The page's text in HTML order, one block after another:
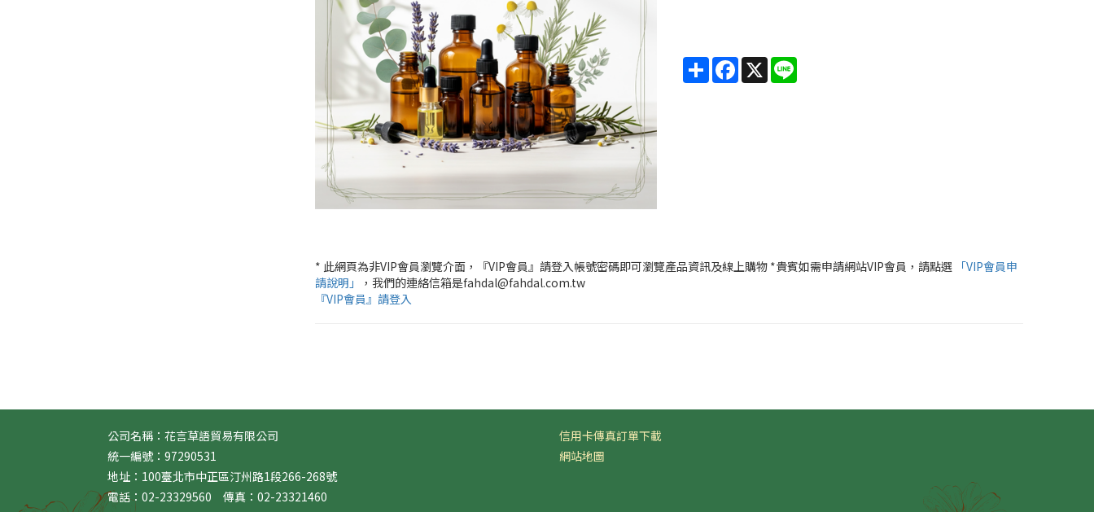
Share Facebook
X
* 此網頁為非VIP會員瀏覽介面，『VIP會員』請登入帳號密碼即可瀏覽產品資訊及線上購物 *貴賓如需申請網站VIP會員，請點選 「VIP會員申
請說明」
，我們的連絡信箱是fahdal@fahdal.com.tw
『VIP會員』請登入
公司名稱：花言草語貿易有限公司
統一編號：97290531
地址：100臺北市中正區汀州路1段266-268號
電話：02-23329560 傳真：02-23321460
信用卡傳真訂單下載
網站地圖